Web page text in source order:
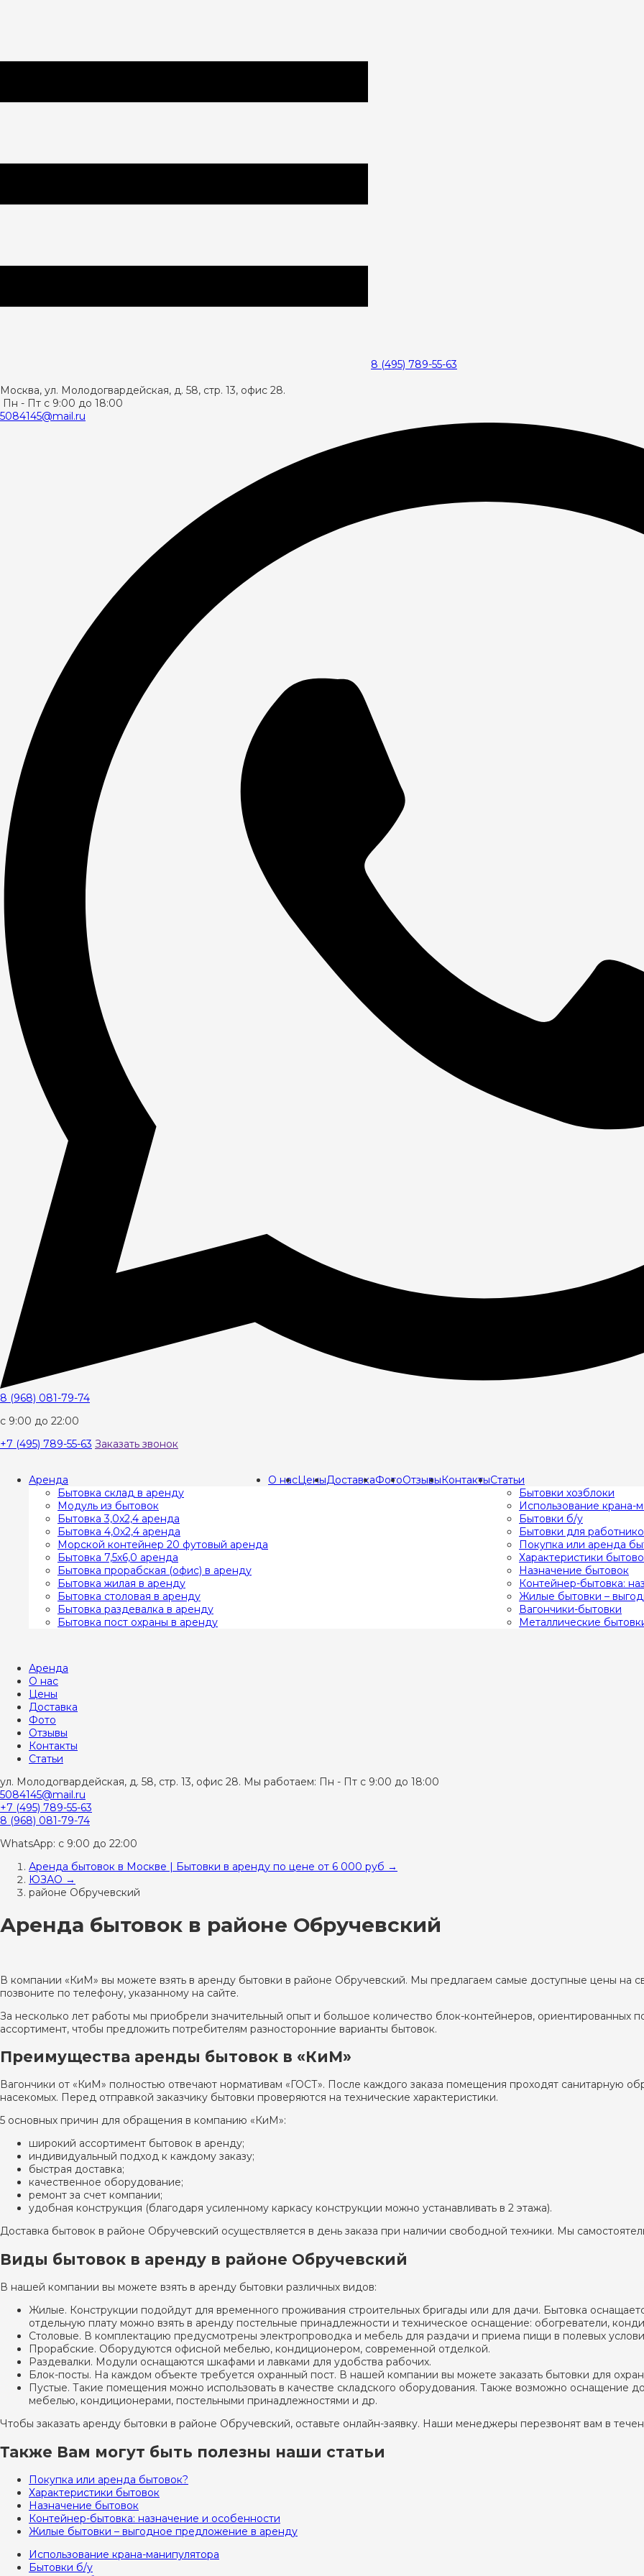
8 (495) 789-55-63
Москва, ул. Молодогвардейская, д. 58, стр. 13, офис 28.
Пн - Пт с 9:00 до 18:00
5084145@mail.ru
8 (968) 081-79-74
с 9:00 до 22:00
+7 (495) 789-55-63 Заказать звонок
Аренда
Бытовка склад в аренду
Модуль из бытовок
Бытовка 3,0x2,4 аренда
Бытовка 4,0х2,4 аренда
Морской контейнер 20 футовый аренда
Бытовка 7,5х6,0 аренда
Бытовка прорабская (офис) в аренду
Бытовка жилая в аренду
Бытовка столовая в аренду
Бытовка раздевалка в аренду
Бытовка пост охраны в аренду
О насЦеныДоставкаФотоОтзывыКонтактыСтатьи
Бытовки хозблоки
Использование крана-
Бытовки б/у
Бытовки для
Покупка или аренда
Характеристики
Назначение бытовок
Контейнер-бытовка:
Жилые бытовки –
Вагончики-бытовки
Металлические
Аренда
О нас
Цены
Доставка
Фото
Отзывы
Контакты
Статьи
ул. Молодогвардейская, д. 58, стр. 13, офис 28. Мы работаем: Пн - Пт с 9:00 до 18:00
5084145@mail.ru
+7 (495) 789-55-63
8 (968) 081-79-74
WhatsApp: с 9:00 до 22:00
Аренда бытовок в Москве | Бытовки в аренду по цене от 6 000 руб →
ЮЗАО →
районе Обручевский
Аренда бытовок в районе Обручевский
В компании «КиМ» вы можете взять в аренду бытовки в районе Обручевский. Мы предлагаем самые доступные цены на
позвоните по телефону, указанному на сайте.
За несколько лет работы мы приобрели значительный опыт и большое количество блок-контейнеров,
ассортимент, чтобы предложить потребителям разносторонние варианты бытовок.
Преимущества аренды бытовок в «КиМ»
Вагончики от «КиМ» полностью отвечают нормативам «ГОСТ». После каждого заказа помещения проходят санитарную
насекомых. Перед отправкой заказчику бытовки проверяются на технические характеристики.
5 основных причин для обращения в компанию «КиМ»:
широкий ассортимент бытовок в аренду;
индивидуальный подход к каждому заказу;
быстрая доставка;
качественное оборудование;
ремонт за счет компании;
удобная конструкция (благодаря усиленному каркасу конструкции можно устанавливать в 2 этажа).
Доставка бытовок в районе Обручевский осуществляется в день заказа при наличии свободной техники. Мы
Виды бытовок в аренду в районе Обручевский
В нашей компании вы можете взять в аренду бытовки различных видов:
Жилые. Конструкции подойдут для временного проживания строительных бригады или для дачи. Бытовка
отдельную плату можно взять в аренду постельные принадлежности и техническое оснащение: обогреватели,
Столовые. В комплектацию предусмотрены электропроводка и мебель для раздачи и приема пищи в полевых
Прорабские. Оборудуются офисной мебелью, кондиционером, современной отделкой.
Раздевалки. Модули оснащаются шкафами и лавками для удобства рабочих.
Блок-посты. На каждом объекте требуется охранный пост. В нашей компании вы можете заказать бытовки для
Пустые. Такие помещения можно использовать в качестве складского оборудования. Также возможно оснащение
мебелью, кондиционерами, постельными принадлежностями и др.
Чтобы заказать аренду бытовки в районе Обручевский, оставьте онлайн-заявку. Наши менеджеры перезвонят вам в
Также Вам могут быть полезны наши статьи
Покупка или аренда бытовок?
Характеристики бытовок
Назначение бытовок
Контейнер-бытовка: назначение и особенности
Жилые бытовки – выгодное предложение в аренду
Использование крана-манипулятора
Бытовки б/у